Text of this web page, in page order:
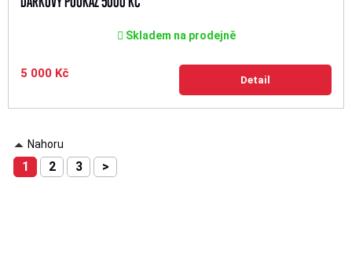
Skladem na prodejně
5 000 Kč Detail
Nahoru
1 2 3 >